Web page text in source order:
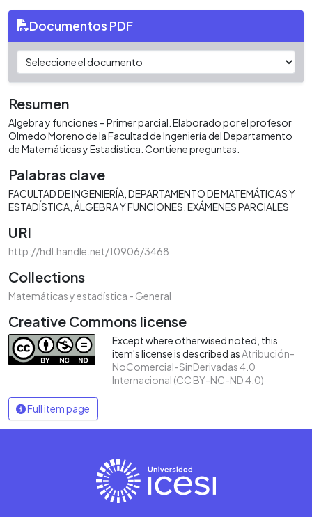
Documentos PDF
Resumen
Algebra y funciones – Primer parcial. Elaborado por el profesor
Olmedo Moreno de la Facultad de Ingeniería del Departamento
de Matemáticas y Estadística. Contiene preguntas.
Palabras clave
FACULTAD DE INGENIERÍA DEPARTAMENTO DE MATEMÁTICAS Y
ESTADÍSTICA ÁLGEBRA Y FUNCIONES EXÁMENES PARCIALES
URI
http://hdl.handle.net/10906/3468
Collections
Matemáticas y estadística - General
Creative Commons license
Except where otherwised noted, this
item's license is described asAtribución-
NoComercial-SinDerivadas 4.0
Internacional (CC BY-NC-ND 4.0)
Full item page